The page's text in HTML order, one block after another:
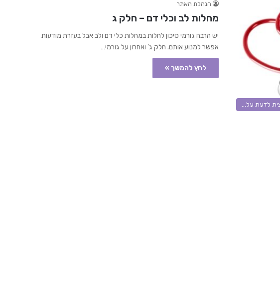
לדעת על...
הנהלת האתר
מחלות לב וכלי דם – חלק ג
יש הרבה גורמי סיכון לחלות במחלות כלי דם ולב אבל בעזרת מודעות
אפשר למנוע אותם. חלק ג' ואחרון על גורמי…
לחץ להמשך »